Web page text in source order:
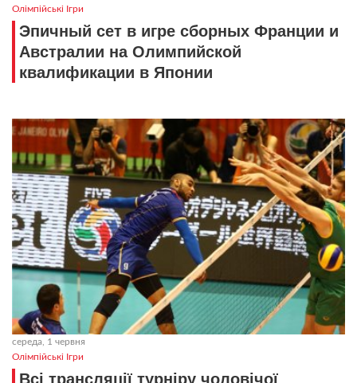
Олімпійські Ігри
Эпичный сет в игре сборных Франции и
Австралии на Олимпийской
квалификации в Японии
середа, 1 червня
Олімпійські Ігри
Всі трансляції турніру чоловічої